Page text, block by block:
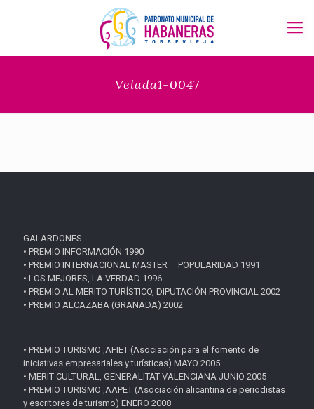
Velada1-0047
GALARDONES
• PREMIO INFORMACIÓN 1990
• PREMIO INTERNACIONAL MASTER POPULARIDAD 1991
• LOS MEJORES, LA VERDAD 1996
• PREMIO AL MERITO TURÍSTICO, DIPUTACIÓN PROVINCIAL 2002
• PREMIO ALCAZABA (GRANADA) 2002
• PREMIO TURISMO ,AFIET (Asociación para el fomento de
iniciativas empresariales y turísticas) MAYO 2005
• MERIT CULTURAL, GENERALITAT VALENCIANA JUNIO 2005
• PREMIO TURISMO ,AAPET (Asociación alicantina de periodistas
y escritores de turismo) ENERO 2008